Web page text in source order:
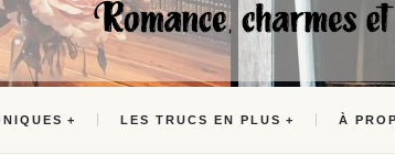
LES TRUCS EN PLUS À